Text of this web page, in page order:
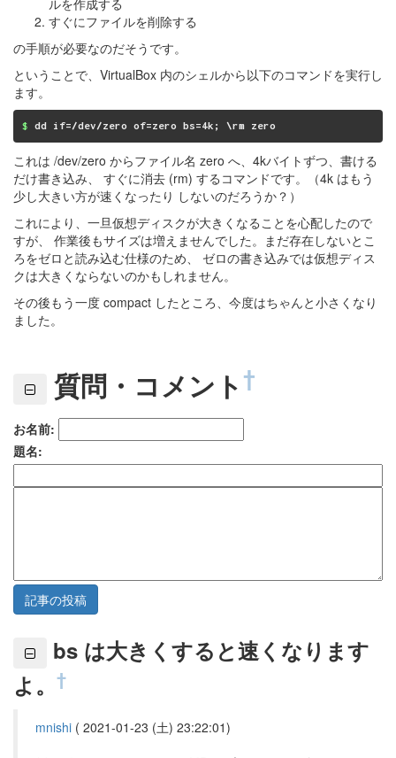
すぐにファイルを削除する
の手順が必要なのだそうです。
ということで、VirtualBox 内のシェルから以下のコマンドを実行し
ます。
$ dd if=/dev/zero of=zero bs=4k; \rm zero
これは /dev/zero からファイル名 zero へ、4kバイトずつ、書ける
だけ書き込み、 すぐに消去 (rm) するコマンドです。（4k はもう
少し大きい方が速くなったり しないのだろうか？）
これにより、一旦仮想ディスクが大きくなることを心配したので
すが、 作業後もサイズは増えませんでした。まだ存在しないとこ
ろをゼロと読み込む仕様のため、 ゼロの書き込みでは仮想ディス
クは大きくならないのかもしれません。
その後もう一度 compact したところ、今度はちゃんと小さくなり
ました。
質問・コメント†
お名前:
題名:
bs は大きくすると速くなります
よ。 †
mnishi ( 2021-01-23 (土) 23:22:01)